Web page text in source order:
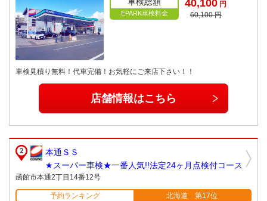
EPARK車検料金
40,100 円
60,100 円
車検見積り無料！代車完備！お気軽にご来店下さい！！
店舗情報はこちら
本通ＳＳ
★スーパー車検★一番人気!!法定24ヶ月点検付コース
函館市本通2丁目14番12号
予約ランキング 北海道 第17位